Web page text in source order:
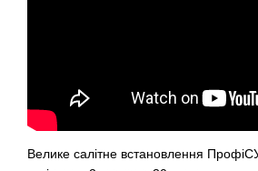
Велике салітне встановлення